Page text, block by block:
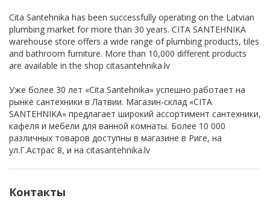
Cita Santehnika has been successfully operating on the Latvian
plumbing market for more than 30 years. CITA SANTEHNIKA
warehouse store offers a wide range of plumbing products, tiles
and bathroom furniture. More than 10,000 different products
are available in the shop citasantehnika.lv
Уже более 30 лет «Cita Santehnika» успешно работает на
рынке сантехники в Латвии. Магазин-склад «CITA
SANTEHNIKA» предлагает широкий ассортимент сантехники,
кафеля и мебели для ванной комнаты. Более 10 000
различных товаров доступны в магазине в Риге, на
ул.Г.Астрас 8, и на citasantehnika.lv
Контакты